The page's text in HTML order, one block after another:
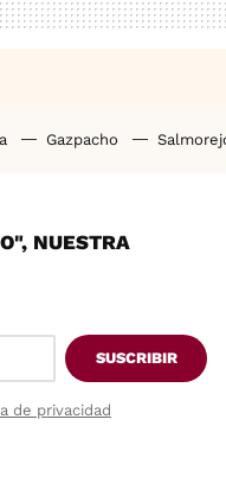
Gazpacho
NUESTRA
SUSCRIBIR
de privacidad